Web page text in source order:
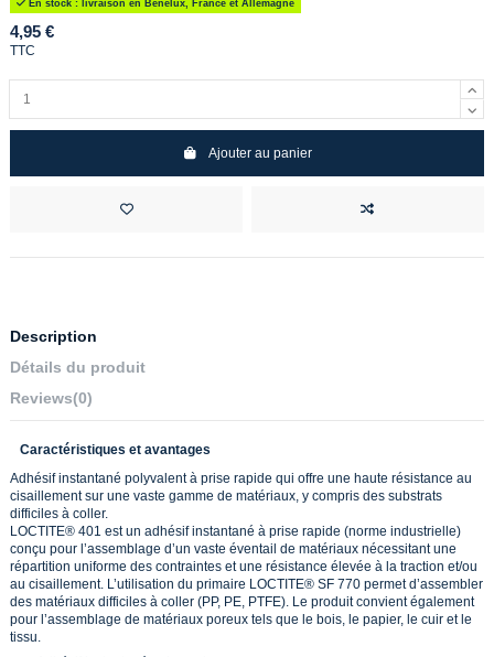
En stock : livraison en Benelux, France et Allemagne
4,95 €
TTC
Ajouter au panier
Description
Détails du produit
Reviews(0)
Caractéristiques et avantages
Adhésif instantané polyvalent à prise rapide qui offre une haute résistance au
cisaillement sur une vaste gamme de matériaux, y compris des substrats
difficiles à coller.
LOCTITE® 401 est un adhésif instantané à prise rapide (norme industrielle)
conçu pour l’assemblage d’un vaste éventail de matériaux nécessitant une
répartition uniforme des contraintes et une résistance élevée à la traction et/ou
au cisaillement. L’utilisation du primaire LOCTITE® SF 770 permet d’assembler
des matériaux difficiles à coller (PP, PE, PTFE). Le produit convient également
pour l’assemblage de matériaux poreux tels que le bois, le papier, le cuir et le
tissu.